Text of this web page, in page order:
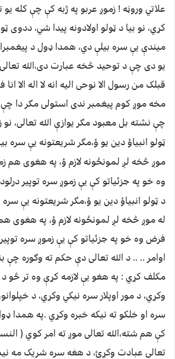
علاتي وروڼه ! زموږ عربو په ژبه کې چې کله
کړي، نو بیا د ټولو اولادونه پیدا شي، ددوی
میندې یې سره بیلې دي، همدا ډول د
یو دی چې د توحید څخه عبارت دی،الله
قبلک من رسول الا نوحی الیه انه لا اله الا
مخه موږ کوم پیغمبر ندی استولی مګر دا
چې نشته بل معبود مګر یوازې الله تعالی،
ټولو انبیاؤ دین یو ؤ،مګر شریعتونه یې سره
موږ څخه لږ لمونځونه لازم ؤ، په هغوی هم
وه خو په جزئیاتو کې یې زموږ سره توپیر
د ټولو انبیاؤ دین یو ؤ،مګر شریعتونه یې سره
له موږ څخه لږ لمونځونه لازم ؤ، په هغوی
فرض وه خو په جزئیاتو کې یې زموږ سره
اوامر .. .. د الله تعالی دې حکم ته وګوره چې
مکلف کړي : په هغو یې لازمه کړې وه تر څو د
وکړي، د مور اوپلار سره نیکي وکړي، د
سره او خلکو ته نیکه خبره وکړي .په همدا
تعالی عبادت وکړئ، د هغه سره شریک مه